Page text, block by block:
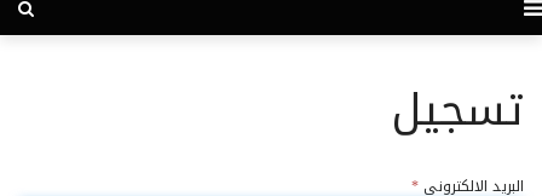
تسجيل
البريد الالكترونى *